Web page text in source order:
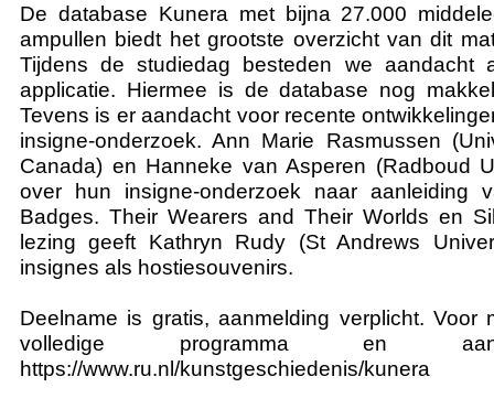
De database Kunera met bijna 27.000
ampullen biedt het grootste overzicht van dit
Tijdens de studiedag besteden we aandacht
applicatie. Hiermee is de database nog
Tevens is er aandacht voor recente
insigne-onderzoek. Ann Marie Rasmussen
Canada) en Hanneke van Asperen (Radboud
over hun insigne-onderzoek naar aanleiding
Badges. Their Wearers and Their Worlds en
lezing geeft Kathryn Rudy (St Andrews
insignes als hostiesouvenirs.
Deelname is gratis, aanmelding verplicht. Voor
volledige programma en
https://www.ru.nl/kunstgeschiedenis/kunera